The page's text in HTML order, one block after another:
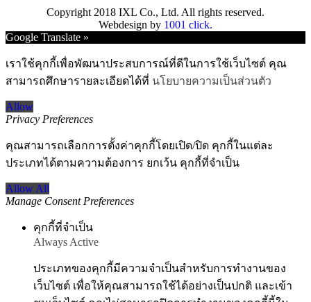
Copyright 2018 IXL Co., Ltd. All rights reserved.
Webdesign by 1001 click.
Go
Top
Google Translate »
เราใช้คุกกี้เพื่อพัฒนาประสบการณ์ที่ดีในการใช้เว็บไซต์ คุณ
สามารถศึกษารายละเอียดได้ที่ นโยบายความเป็นส่วนตัว
Allow
Privacy Preferences
คุณสามารถเลือกการตั้งค่าคุกกี้โดยเปิด/ปิด คุกกี้ในแต่ละ
ประเภทได้ตามความต้องการ ยกเว้น คุกกี้ที่จำเป็น
Allow All
Manage Consent Preferences
คุกกี้ที่จำเป็น
Always Active
ประเภทของคุกกี้มีความจำเป็นสำหรับการทำงานของ
เว็บไซต์ เพื่อให้คุณสามารถใช้ได้อย่างเป็นปกติ และเข้า